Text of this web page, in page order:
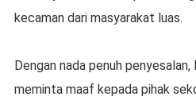
kecaman dari masyarakat luas.
Dengan nada penuh
meminta maaf kepada pihak